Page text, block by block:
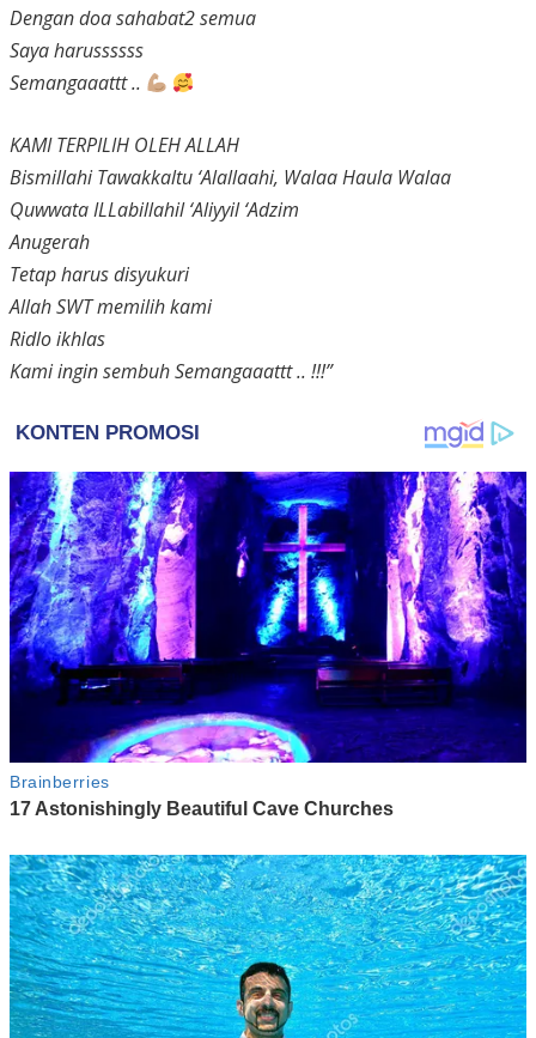
Dengan doa sahabat2 semua
Saya harussssss
Semangaaattt ..
KAMI TERPILIH OLEH ALLAH
Bismillahi Tawakkaltu ‘Alallaahi, Walaa Haula Walaa
Quwwata ILLabillahil ‘Aliyyil ‘Adzim
Anugerah
Tetap harus disyukuri
Allah SWT memilih kami
Ridlo ikhlas
Kami ingin sembuh Semangaaattt .. !!!”